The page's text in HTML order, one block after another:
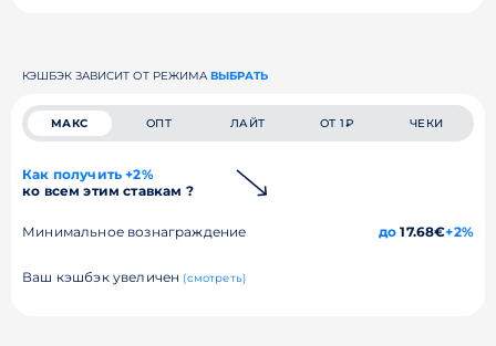
КЭШБЭК ЗАВИСИТ ОТ РЕЖИМА ВЫБРАТЬ
МАКС ОПТ ЛАЙТ ОТ 1₽ ЧЕКИ
Как получить +2%
ко всем этим ставкам ?
Минимальное вознаграждение до 17.68€+2%
Ваш кэшбэк увеличен (смотреть)